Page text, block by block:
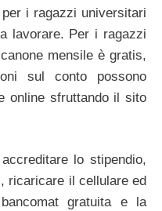
i ragazzi universitari
lavorare. Per i ragazzi
mensile è gratis,
sul conto possono
online sfruttando il sito
lo stipendio,
ricaricare il cellulare ed
gratuita e la